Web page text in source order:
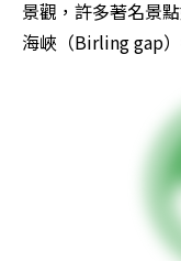
景觀，許多著名景
海峽（Birling gap